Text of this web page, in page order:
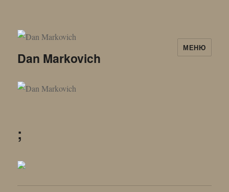
Dan Markovich
МЕНЮ
;